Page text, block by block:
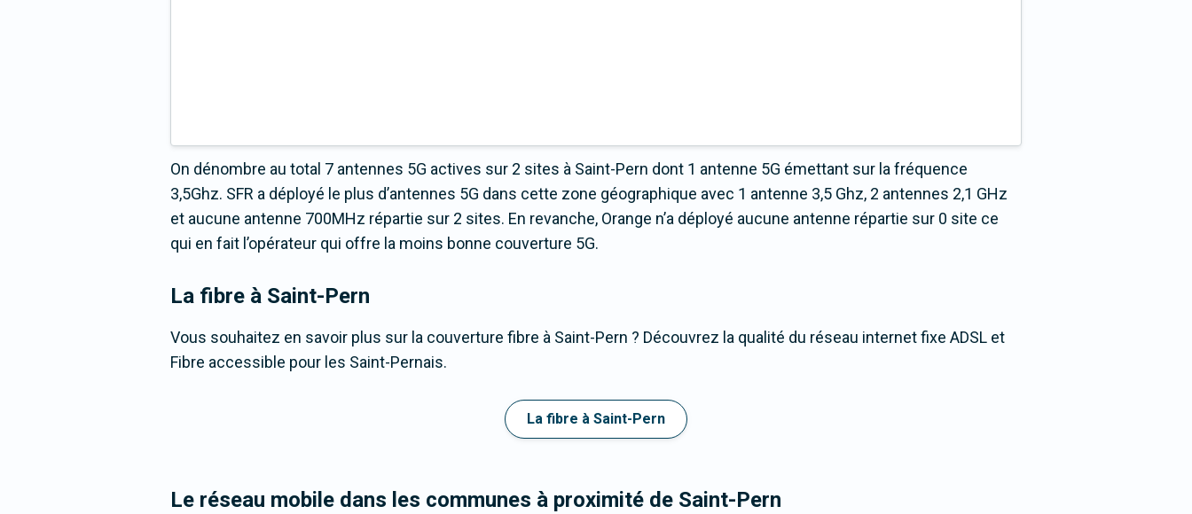
On dénombre au total 7 antennes 5G actives sur 2 sites à Saint-Pern dont 1 antenne 5G émettant sur la fréquence
3,5Ghz. SFR a déployé le plus d’antennes 5G dans cette zone géographique avec 1 antenne 3,5 Ghz, 2 antennes 2,1 GHz
et aucune antenne 700MHz répartie sur 2 sites. En revanche, Orange n’a déployé aucune antenne répartie sur 0 site ce
qui en fait l’opérateur qui offre la moins bonne couverture 5G.
La fibre à Saint-Pern
Vous souhaitez en savoir plus sur la couverture fibre à Saint-Pern ? Découvrez la qualité du réseau internet fixe ADSL et
Fibre accessible pour les Saint-Pernais.
La fibre à Saint-Pern
Le réseau mobile dans les communes à proximité de Saint-Pern